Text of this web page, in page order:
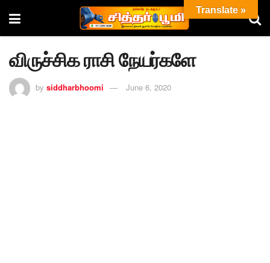
விருச்சிக ராசி நேயர்களே
by siddharbhoomi June 6, 2020
Translate »